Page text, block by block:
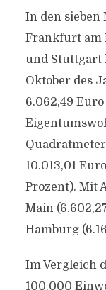
In den sieben
Frankfurt am
und Stuttgart
Oktober des
6.062,49
10.013,01
Prozent). Mit
Main
Hamburg
Im Vergleich
100.000